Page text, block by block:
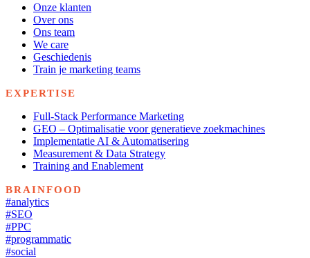
Onze klanten
Over ons
Ons team
We care
Geschiedenis
Train je marketing teams
EXPERTISE
Full-Stack Performance Marketing
GEO – Optimalisatie voor generatieve zoekmachines
Implementatie AI & Automatisering
Measurement & Data Strategy
Training and Enablement
BRAINFOOD
#analytics
#SEO
#PPC
#programmatic
#social